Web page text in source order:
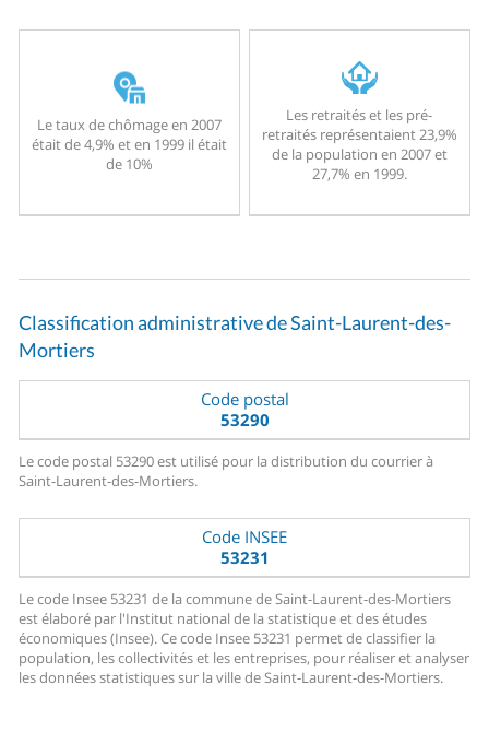
Le taux de chômage en 2007
était de 4,9% et en 1999 il était
de 10%
Les retraités et les pré-
retraités représentaient 23,9%
de la population en 2007 et
27,7% en 1999.
Classification administrative de Saint-Laurent-des-
Mortiers
Code postal
53290
Le code postal 53290 est utilisé pour la distribution du courrier à
Saint-Laurent-des-Mortiers.
Code INSEE
53231
Le code Insee 53231 de la commune de Saint-Laurent-des-Mortiers
est élaboré par l'Institut national de la statistique et des études
économiques (Insee). Ce code Insee 53231 permet de classifier la
population, les collectivités et les entreprises, pour réaliser et analyser
les données statistiques sur la ville de Saint-Laurent-des-Mortiers.